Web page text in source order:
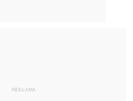
REKLAMA